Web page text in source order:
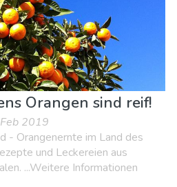
Orangen sind reif!
2019
- Orangenernte im Land des
und Leckereien aus
...Weitere Informationen